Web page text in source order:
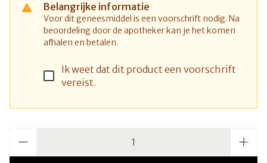
Belangrijke informatie
Voor dit geneesmiddel is een voorschrift nodig. Na
beoordeling door de apotheker kan je het komen
afhalen en betalen.
Ik weet dat dit product een voorschrift
vereist.